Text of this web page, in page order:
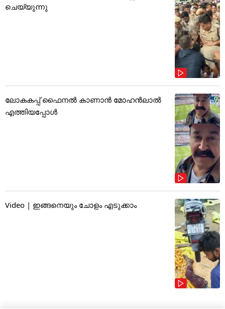
ചെയ്യുന്നു
ലോകകപ്പ് ഫൈനൽ കാണാൻ മോഹൻലാൽ
എത്തിയപ്പോൾ
Video | ഇങ്ങനെയും ചോളം എടുക്കാം